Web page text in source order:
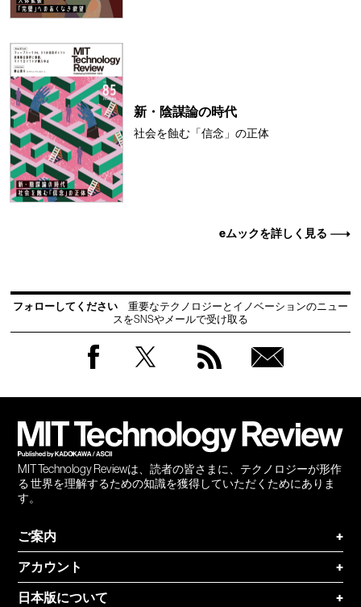
新・陰謀論の時代
社会を蝕む「信念」の正体
eムックを詳しく見る
フォローしてください
重要なテクノロジーとイノベーションのニュー
スをSNSやメールで受け取る
MIT Technology Reviewは、読者の皆さまに、テクノロジーが形作
る 世界を理解するための知識を獲得していただくためにありま
す。
ご案内
+
アカウント
+
日本版について
+